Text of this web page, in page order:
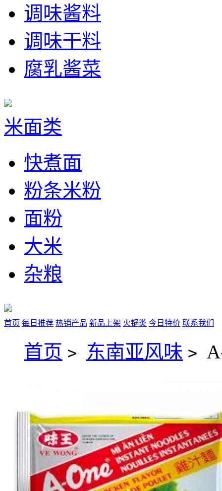
调味酱料
调味干料
腐乳酱菜
米面类
快煮面
粉条米粉
面粉
大米
杂粮
首页 每日推荐 热销产品 新品上架 火锅类 今日特价 联系我们
首页 > 东南亚风味 >